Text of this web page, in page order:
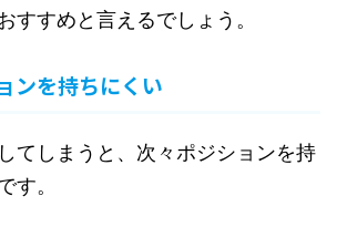
すすめと言えるでしょう。
ンを持ちにくい
てしまうと、次々ポジションを持
す。